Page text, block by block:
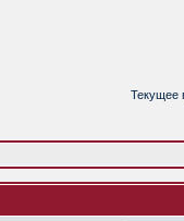
Текущее